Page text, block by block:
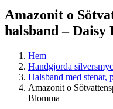
Amazonit o
halsband – Daisy
Hem
Handgjorda
Halsband med stenar,
Amazonit o
Blomma